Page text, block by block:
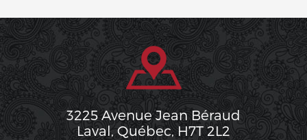
3225 Avenue Jean Béraud
Laval, Québec, H7T 2L2